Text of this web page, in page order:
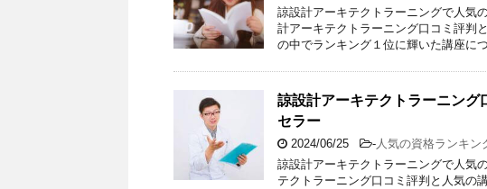
諒設計アーキテクトラーニングで人気
計アーキテクトラーニング口コミ評判
の中でランキング１位に輝いた講座に
諒設計アーキテクトラーニング
セラー
2024/06/25 -人気の資格ランキン
諒設計アーキテクトラーニングで人気
テクトラーニング口コミ評判と人気の